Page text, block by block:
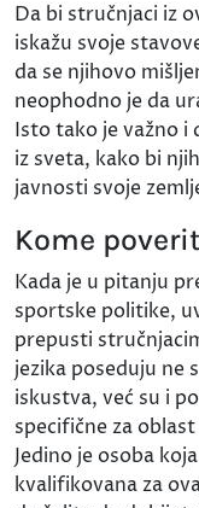
Da bi stručnjaci iz
iskažu svoje
da se njihovo
neophodno je da
Isto tako je važno i
iz sveta, kako bi
javnosti svoje
Kome
Kada je u pitanju
sportske politike,
prepusti
jezika poseduju ne
iskustva, već su i
specifične za
Jedino je osoba
kvalifikovana za